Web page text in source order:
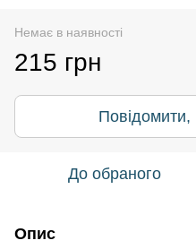
Немає в наявності
215 грн
Повідомити,
До обраного
Опис